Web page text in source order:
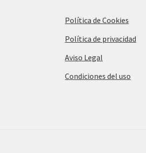
Política de Cookies
Política de privacidad
Aviso Legal
Condiciones del uso